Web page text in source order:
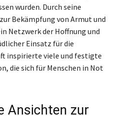
wurden. Durch seine
Bekämpfung von Armut und
Netzwerk der Hoffnung und
Einsatz für die
inspirierte viele und festigte
die sich für Menschen in Not
Ansichten zur